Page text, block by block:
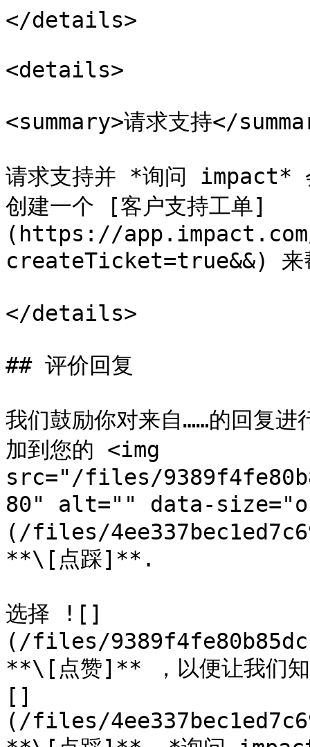
</details>
<details>
<summary>请求支持</
请求支持并 *询问 impact*
创建一个 [客户支持工单]
(https://
createTicket=true&&) 来
</details>
## 评价回复
我们鼓励你对来自……的回复
加到您的 <img
src="/files/
80" alt="" data-
(/files/
**\[点踩]**.
选择 ![]
(/files/
**\[点赞]** ，以便让我们知
[]
(/files/